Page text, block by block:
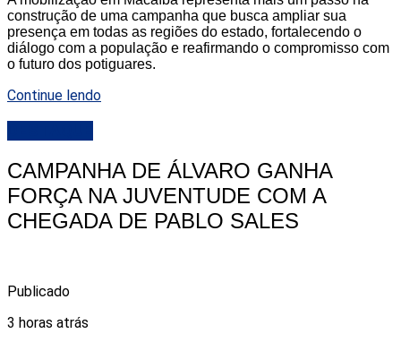
construção de uma campanha que busca ampliar sua
presença em todas as regiões do estado, fortalecendo o
diálogo com a população e reafirmando o compromisso com
o futuro dos potiguares.
Continue lendo
CAMPANHA DE ÁLVARO GANHA
FORÇA NA JUVENTUDE COM A
CHEGADA DE PABLO SALES
Publicado
3 horas atrás